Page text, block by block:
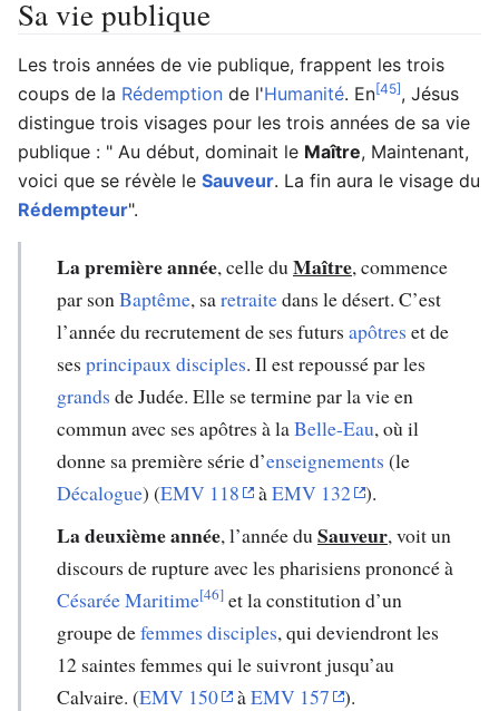
Sa vie publique
Les trois années de vie publique, frappent les trois
coups de la Rédemption de l'Humanité. En[45], Jésus
distingue trois visages pour les trois années de sa vie
publique : " Au début, dominait le Maître, Maintenant,
voici que se révèle le Sauveur. La fin aura le visage du
Rédempteur".
La première année, celle duMaître, commence
par sonBaptême, saretraitedans le désert. C’est
l’année du recrutement de ses futurs apôtres et de
ses principaux disciples. Il est repoussé par les
grands de Judée. Elle se termine par la vie en
commun avec ses apôtres à laBelle-Eau, où il
donne sa première série d’enseignements (le
Décalogue) (EMV 118 àEMV 132 ).
La deuxième année, l’année du Sauveur, voit un
discours de rupture avec les pharisiens prononcé à
Césarée Maritime[46] et la constitution d’un
groupe defemmes disciples, qui deviendront les
12 saintes femmes qui le suivront jusqu’au
Calvaire. (EMV 150 àEMV 157 ).